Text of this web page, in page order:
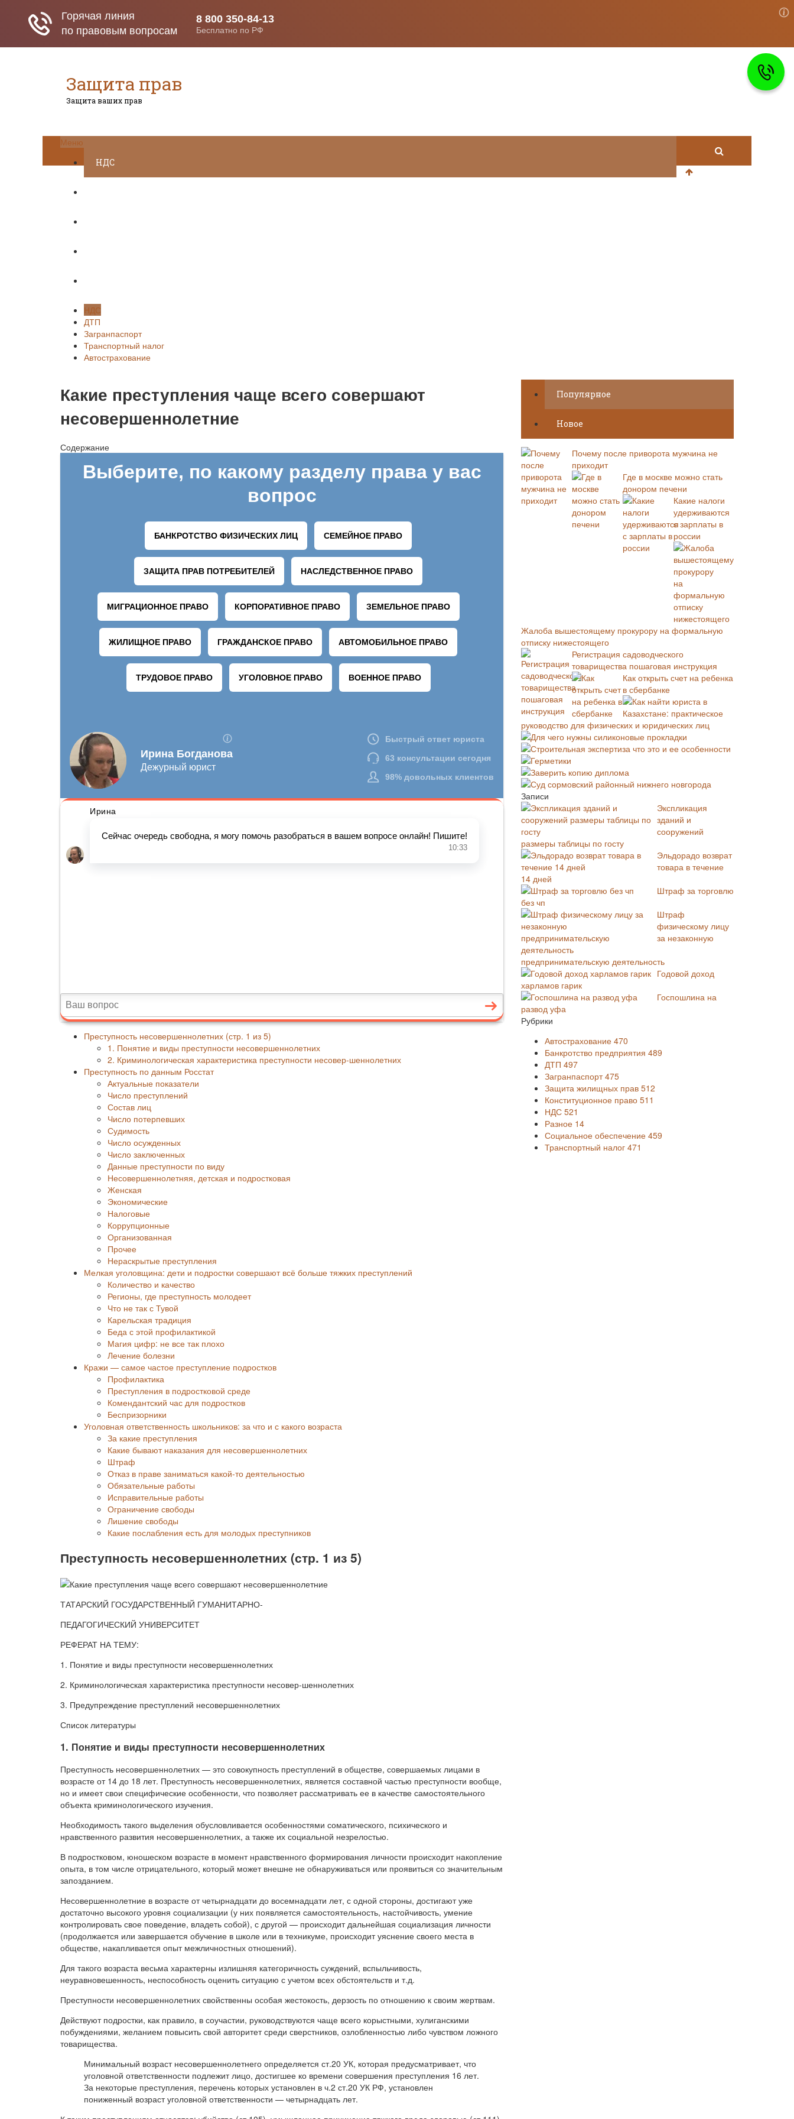
Защита прав
Защита ваших прав
Меню
НДС
НДС
ДТП
Загранпаспорт
Транспортный налог
Автострахование
Какие преступления чаще всего совершают
несовершеннолетние
Содержание
Преступность несовершеннолетних (стр. 1 из 5)
1. Понятие и виды преступности несовершеннолетних
2. Криминологическая характеристика преступности несовер-шеннолетних
Преступность по данным Росстат
Актуальные показатели
Число преступлений
Состав лиц
Число потерпевших
Судимость
Число осужденных
Число заключенных
Данные преступности по виду
Несовершеннолетняя, детская и подростковая
Женская
Экономические
Налоговые
Коррупционные
Организованная
Прочее
Нераскрытые преступления
Мелкая уголовщина: дети и подростки совершают всё больше тяжких преступлений
Количество и качество
Регионы, где преступность молодеет
Что не так с Тувой
Карельская традиция
Беда с этой профилактикой
Магия цифр: не все так плохо
Лечение болезни
Кражи — самое частое преступление подростков
Профилактика
Преступления в подростковой среде
Комендантский час для подростков
Беспризорники
Уголовная ответственность школьников: за что и с какого возраста
За какие преступления
Какие бывают наказания для несовершеннолетних
Штраф
Отказ в праве заниматься какой-то деятельностью
Обязательные работы
Исправительные работы
Ограничение свободы
Лишение свободы
Какие послабления есть для молодых преступников
Преступность несовершеннолетних (стр. 1 из 5)
ТАТАРСКИЙ ГОСУДАРСТВЕННЫЙ ГУМАНИТАРНО-
ПЕДАГОГИЧЕСКИЙ УНИВЕРСИТЕТ
РЕФЕРАТ НА ТЕМУ:
1. Понятие и виды преступности несовершеннолетних
2. Криминологическая характеристика преступности несовер-шеннолетних
3. Предупреждение преступлений несовершеннолетних
Список литературы
1. Понятие и виды преступности несовершеннолетних
Преступность несовершеннолетних — это совокупность преступлений в обществе, совершаемых лицами в
возрасте от 14 до 18 лет. Преступность несовершеннолетних, является составной частью преступности вообще,
но и имеет свои специфические особенности, что позволяет рассматривать ее в качестве самостоятельного
объекта криминологического изучения.
Необходимость такого выделения обусловливается особенностями соматического, психического и
нравственного развития несовершеннолетних, а также их социальной незрелостью.
В подростковом, юношеском возрасте в момент нравственного формирования личности происходит накопление
опыта, в том числе отрицательного, который может внешне не обнаруживаться или проявиться со значительным
запозданием.
Несовершеннолетние в возрасте от четырнадцати до восемнадцати лет, с одной стороны, достигают уже
достаточно высокого уровня социализации (у них появляется самостоятельность, настойчивость, умение
контролировать свое поведение, владеть собой), с другой — происходит дальнейшая социализация личности
(продолжается или завершается обучение в школе или в техникуме, происходит уяснение своего места в
обществе, накапливается опыт межличностных отношений).
Для такого возраста весьма характерны излишняя категоричность суждений, вспыльчивость,
неуравновешенность, неспособность оценить ситуацию с учетом всех обстоятельств и т.д.
Преступности несовершеннолетних свойственны особая жестокость, дерзость по отношению к своим жертвам.
Действуют подростки, как правило, в соучастии, руководствуются чаще всего корыстными, хулиганскими
побуждениями, желанием повысить свой авторитет среди сверстников, озлобленностью либо чувством ложного
товарищества.
Минимальный возраст несовершеннолетнего определяется ст.20 УК, которая предусматривает, что
уголовной ответственности подлежит лицо, достигшее ко времени совершения преступления 16 лет.
За некоторые преступления, перечень которых установлен в ч.2 ст.20 УК РФ, установлен
пониженный возраст уголовной ответственности — четырнадцать лет.
Популярное
Новое
Почему после приворота мужчина не
приходит
Где в москве можно стать
донором печени
Какие налоги
удерживаются
с зарплаты в
россии
Жалоба вышестоящему прокурору на формальную
отписку нижестоящего
Регистрация садоводческого
товарищества пошаговая инструкция
Как открыть счет на ребенка
в сбербанке
Как найти юриста в
Казахстане: практическое
руководство для физических и юридических лиц
Для чего нужны силиконовые прокладки
Строительная экспертиза что это и ее особенности
Герметики
Заверить копию диплома
Суд сормовский районный нижнего новгорода
Записи
Экспликация
зданий и
сооружений
размеры таблицы по госту
Эльдорадо возврат
товара в течение
14 дней
Штраф за торговлю
без чп
Штраф
физическому лицу
за незаконную
предпринимательскую деятельность
Годовой доход
харламов гарик
Госпошлина на
развод уфа
Рубрики
Автострахование 470
Банкротство предприятия 489
ДТП 497
Загранпаспорт475
Защита жилищных прав 512
Конституционное право 511
НДС 521
Разное 14
Социальное обеспечение 459
Транспортный налог 471